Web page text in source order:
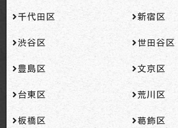
千代田区 新宿区
渋谷区 世田谷区
豊島区 文京区
台東区 荒川区
板橋区 葛飾区